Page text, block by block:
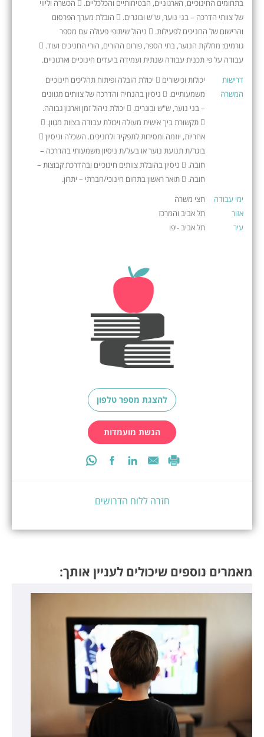
בתחומים החינוכיים, הארגוניים, הבטיחותיים והכלכליים.  הכשרה וליווי
של צוותי הדרכה – בני נוער, ש"ש ובוגרים.  הובלת מערך הפרסום
והרישום של החניכים לפעילות.  ניהול שיתופי פעולה עם מספר
גורמים: מחלקת הנוער, בתי הספר, פורום ההורים, הורי החניכים ועוד. 
עבודה על פי תכנית עבודה שנתית ועמידה ביעדים חינוכיים וארגוניים.
דרישות
המשרה
יכולות וכישורים  יכולת הובלה ופיתוח תהליכים חינוכיים
משמעותיים.  ניסיון בהנחיה והדרכה של צוותים מגוונים
– בני נוער, ש"ש ובוגרים.  יכולת ניהול זמן וארגון גבוהה.
 תקשורת בין־ אישית מעולה ויכולת עבודה בצוות מגוון. 
אחריות, יוזמה ומסירות לתפקיד ולחניכים. השכלה וניסיון 
בוגר/ת תנועת נוער או בעל/ת ניסיון משמעותי בהדרכה –
חובה.  ניסיון בהובלת צוותים חינוכיים ובהדרכת קבוצות –
חובה.  תואר ראשון בתחום חינוכי/חברתי – יתרון.
ימי עבודה
חצי משרה
אזור
תל אביב והמרכז
עיר
תל אביב -יפו
להצגת מספר טלפון
הגשת מועמדות
חזרה ללוח הדרושים
מאמרים נוספים שיכולים לעניין אותך: